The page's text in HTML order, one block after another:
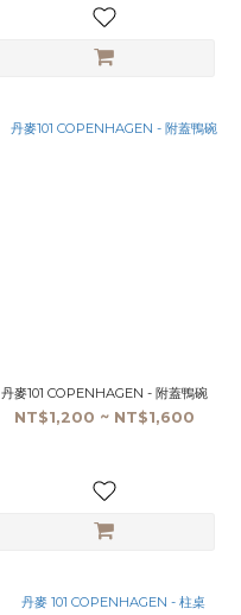
丹麥101 COPENHAGEN - 附蓋鴨碗
NT$1,200 ~ NT$1,600